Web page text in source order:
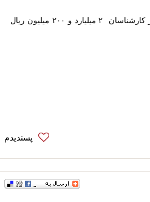
سرهنگ "احمدیان" تصریح کرد: ارزش سوخت‌ کشف شده برابر نظر كارشناسان ۲ میلیارد و ۲۰۰ میلیون ریال